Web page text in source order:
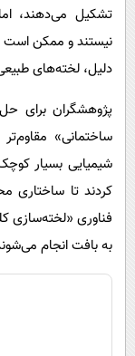
تشکیل می‌دهند،
نیستند و ممکن است
دلیل، لخته‌های
پژوهشگران برای
ساختمانی»
شیمیایی بسیار
کردند تا ساختاری
فناوری «لخته‌سازی
به بافت انجام